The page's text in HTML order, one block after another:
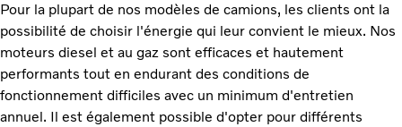
Localisation du réseau
Nouveautés et médias
Notre société
Nous contacter
Pour la plupart de nos modèles de camions, les clients ont la
possibilité de choisir l'énergie qui leur convient le mieux. Nos
moteurs diesel et au gaz sont efficaces et hautement
performants tout en endurant des conditions de
fonctionnement difficiles avec un minimum d'entretien
annuel. Il est également possible d'opter pour différents